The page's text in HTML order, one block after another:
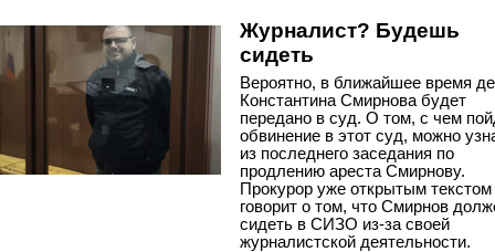
Журналист? Будешь
сидеть
Вероятно, в ближайшее время
Константина Смирнова будет
передано в суд. О том, с чем
обвинение в этот суд, можно
из последнего заседания по
продлению ареста Смирнову.
Прокурор уже открытым текстом
говорит о том, что Смирнов
сидеть в СИЗО из-за своей
журналистской деятельности.